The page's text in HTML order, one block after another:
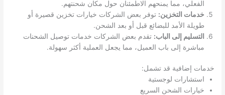
الفعلي، مما يمنحهم الاطمئنان حول مكان شحنتهم.
خدمات التخزين: توفر بعض الشركات خيارات تخزين قصيرة أو
طويلة الأمد للبضائع قبل أو بعد الشحن.
التسليم إلى الباب: تقدم بعض الشركات خدمات توصيل الشحنات
مباشرة إلى باب العميل، مما يجعل العملية أكثر سهولة.
خدمات إضافية قد تشمل:
استشارات لوجستية
خيارات الشحن السريع